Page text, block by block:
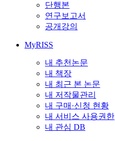
단행본
연구보고서
공개강의
MyRISS
내 추천논문
내 책장
내 최근 본 논문
내 저작물관리
내 구매·신청 현황
내 서비스 사용권한
내 관심 DB